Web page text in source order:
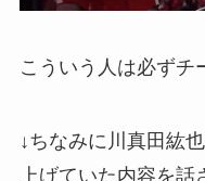
こういう人は必ずチ
↓ちなみに川真田紘
上げていた内容を話